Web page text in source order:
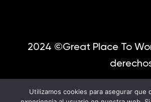
2024 ©Great Place To
Utilizamos cookies para asegurar que